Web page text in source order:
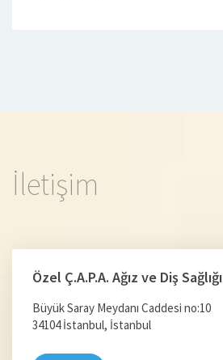
İletişim
Özel Ç.A.P.A. Ağız ve Diş
Büyük Saray Meydanı Caddesi no:10
34104 İstanbul, İstanbul